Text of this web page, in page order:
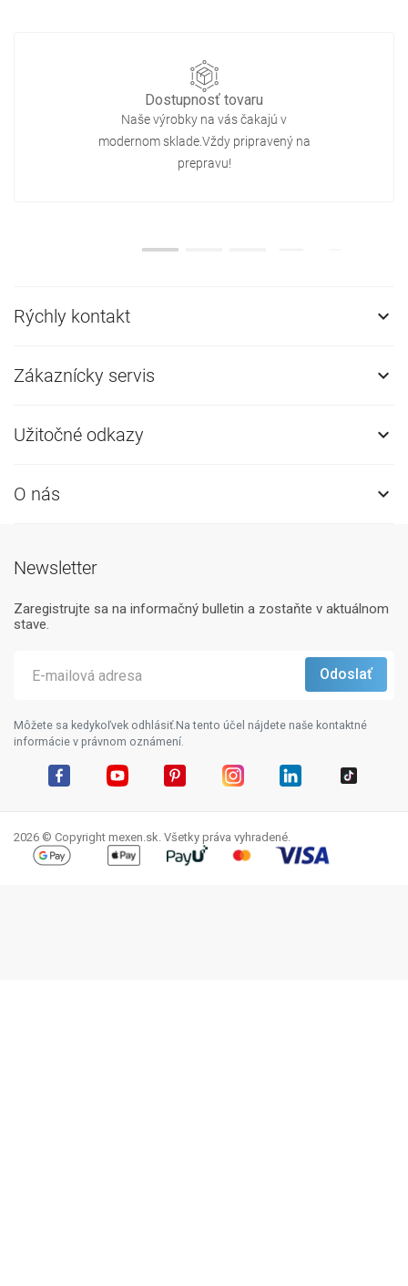
Dostupnosť tovaru
Naše výrobky na vás čakajú v
modernom sklade.Vždy pripravený na
prepravu!
Rýchly kontakt 
Zákaznícky servis 
Užitočné odkazy 
O nás 
Newsletter
Zaregistrujte sa na informačný bulletin a zostaňte v aktuálnom
stave.
Môžete sa kedykoľvek odhlásiť.Na tento účel nájdete naše kontaktné
informácie v právnom oznámení.
2026 © Copyright mexen.sk. Všetky práva vyhradené.